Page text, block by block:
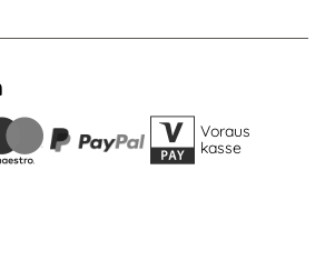
Voraus
kasse